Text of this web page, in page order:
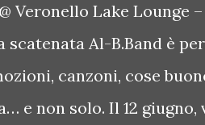
Giulia Regain porta
internazionale, a...
Veronello Lake Lounge
scatenata Al-B.Band è
canzoni, cose
e non solo. Il 12 giugno,